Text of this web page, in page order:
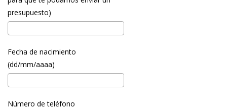
presupuesto)
Fecha de nacimiento
(dd/mm/aaaa)
Número de teléfono